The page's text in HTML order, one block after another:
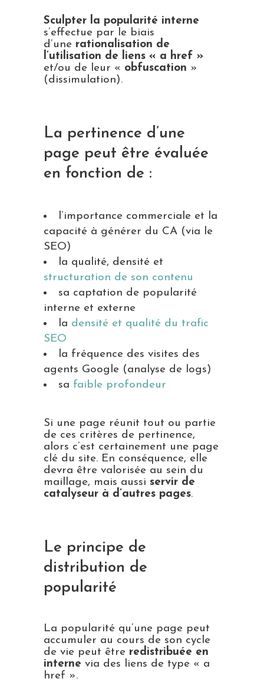
Sculpter la popularité interne
s’effectue par le biais
d’une rationalisation de
l’utilisation de liens « a href »
et/ou de leur « obfuscation »
(dissimulation).
La pertinence d’une
page peut être évaluée
en fonction de :
l’importance commerciale et la
capacité à générer du CA (via le
SEO)
la qualité, densité et
structuration de son contenu
sa captation de popularité
interne et externe
la densité et qualité du trafic
SEO
la fréquence des visites des
agents Google (analyse de logs)
sa faible profondeur
Si une page réunit tout ou partie
de ces critères de pertinence,
alors c’est certainement une page
clé du site. En conséquence, elle
devra être valorisée au sein du
maillage, mais aussi servir de
catalyseur à d’autres pages.
Le principe de
distribution de
popularité
La popularité qu’une page peut
accumuler au cours de son cycle
de vie peut être redistribuée en
interne via des liens de type « a
href ».